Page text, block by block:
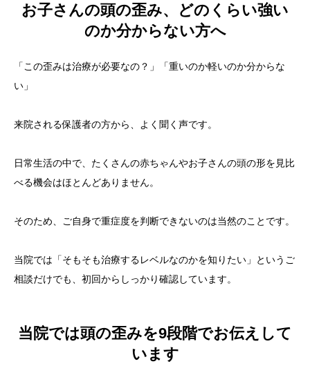
お子さんの頭の歪み、どのくらい強い
のか分からない方へ
「この歪みは治療が必要なの？」「重いのか軽いのか分からな
い」
来院される保護者の方から、よく聞く声です。
日常生活の中で、たくさんの赤ちゃんやお子さんの頭の形を見比
べる機会はほとんどありません。
そのため、ご自身で重症度を判断できないのは当然のことです。
当院では「そもそも治療するレベルなのかを知りたい」というご
相談だけでも、初回からしっかり確認しています。
当院では頭の歪みを9段階でお伝えして
います